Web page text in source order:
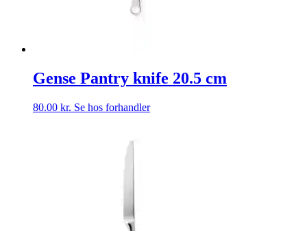
Gense Pantry knife 20.5 cm
80.00 kr. Se hos forhandler